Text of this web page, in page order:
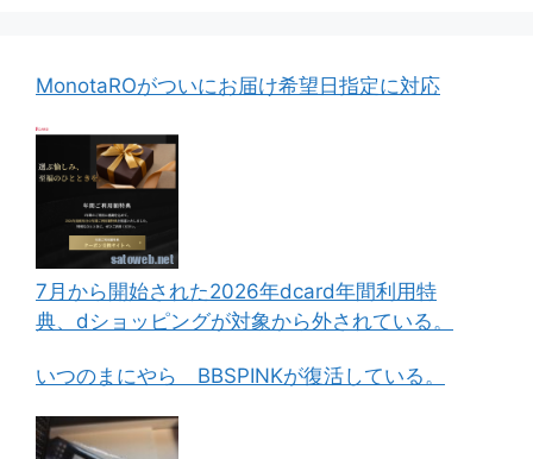
MonotaROがついにお届け希望日指定に対応
7月から開始された2026年dcard年間利用特
典、dショッピングが対象から外されている。
いつのまにやら BBSPINKが復活している。